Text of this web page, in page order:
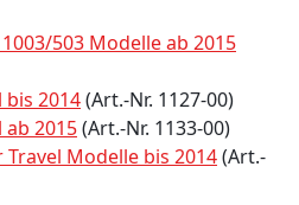
503 Modelle ab 2015
2014(Art.-Nr. 1127-00)
2015(Art.-Nr. 1133-00)
Modelle bis 2014(Art.-